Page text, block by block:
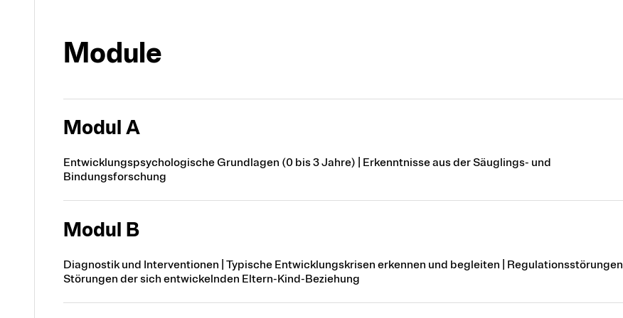
Module
Modul A
Entwicklungspsychologische Grundlagen (0 bis 3 Jahre) | Erkenntnisse aus der Säuglings- und
Bindungsforschung
Modul B
Diagnostik und Interventionen | Typische Entwicklungskrisen erkennen und begleiten | Regulationsstörungen |
Störungen der sich entwickelnden Eltern-Kind-Beziehung